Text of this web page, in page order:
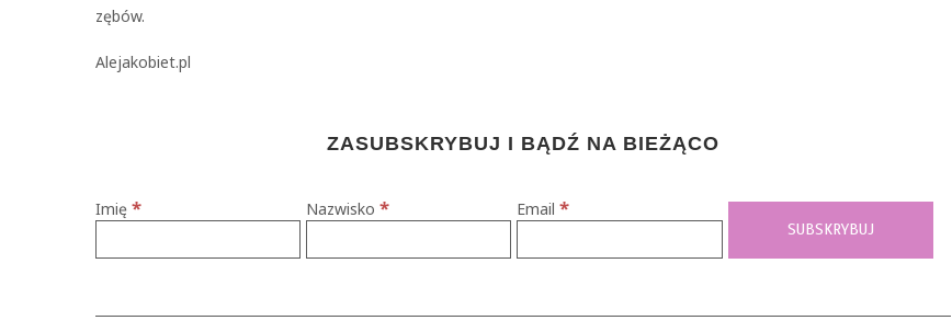
zębów.
Alejakobiet.pl
ZASUBSKRYBUJ I BĄDŹ NA BIEŻĄCO
Imię * Nazwisko* Email*